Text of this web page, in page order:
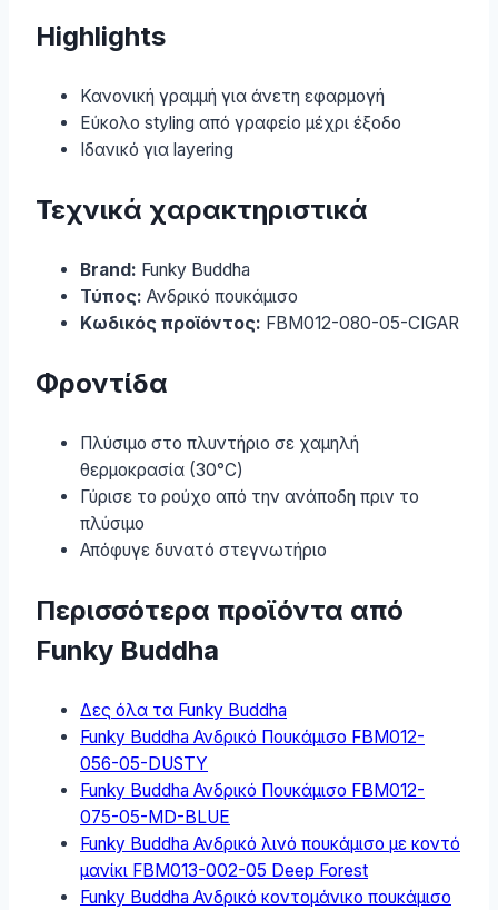
Highlights
Κανονική γραμμή για άνετη εφαρμογή
Εύκολο styling από γραφείο μέχρι έξοδο
Ιδανικό για layering
Τεχνικά χαρακτηριστικά
Brand: Funky Buddha
Τύπος: Ανδρικό πουκάμισο
Κωδικός προϊόντος: FBM012-080-05-CIGAR
Φροντίδα
Πλύσιμο στο πλυντήριο σε χαμηλή
θερμοκρασία (30°C)
Γύρισε το ρούχο από την ανάποδη πριν το
πλύσιμο
Απόφυγε δυνατό στεγνωτήριο
Περισσότερα προϊόντα από
Funky Buddha
Δες όλα τα Funky Buddha
Funky Buddha Ανδρικό Πουκάμισο FBM012-
056-05-DUSTY
Funky Buddha Ανδρικό Πουκάμισο FBM012-
075-05-MD-BLUE
Funky Buddha Ανδρικό λινό πουκάμισο με κοντό
μανίκι FBM013-002-05 Deep Forest
Funky Buddha Ανδρικό κοντομάνικο πουκάμισο